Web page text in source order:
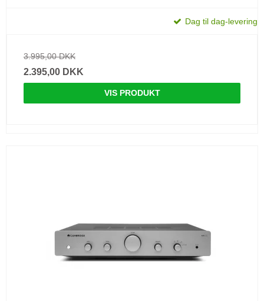
Dag til dag-levering
3.995,00 DKK
2.395,00 DKK
VIS PRODUKT